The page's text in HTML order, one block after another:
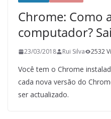
Chrome: Como
computador?
23/03/2018 Rui Silva 2532
Você tem o Chrome
cada nova versão do
ser actualizado.